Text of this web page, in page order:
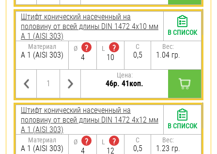
Штифт конический насеченный на
половину от всей длины DIN 1472 4х10 мм
А 1 (AISI 303)
Материал
А 1 (AISI 303)
Ø
?
4
L
?
10
C
0,5
Вес:
1.04 гр.
Цена:
46р. 41коп.
В СПИСОК
Штифт конический насеченный на
половину от всей длины DIN 1472 4х12 мм
А 1 (AISI 303)
Материал
А 1 (AISI 303)
Ø
?
4
L
?
12
C
0,5
Вес:
1.23 гр.
В СПИСОК